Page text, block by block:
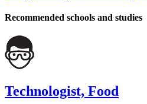
Recommended schools and studies
Technologist, Food